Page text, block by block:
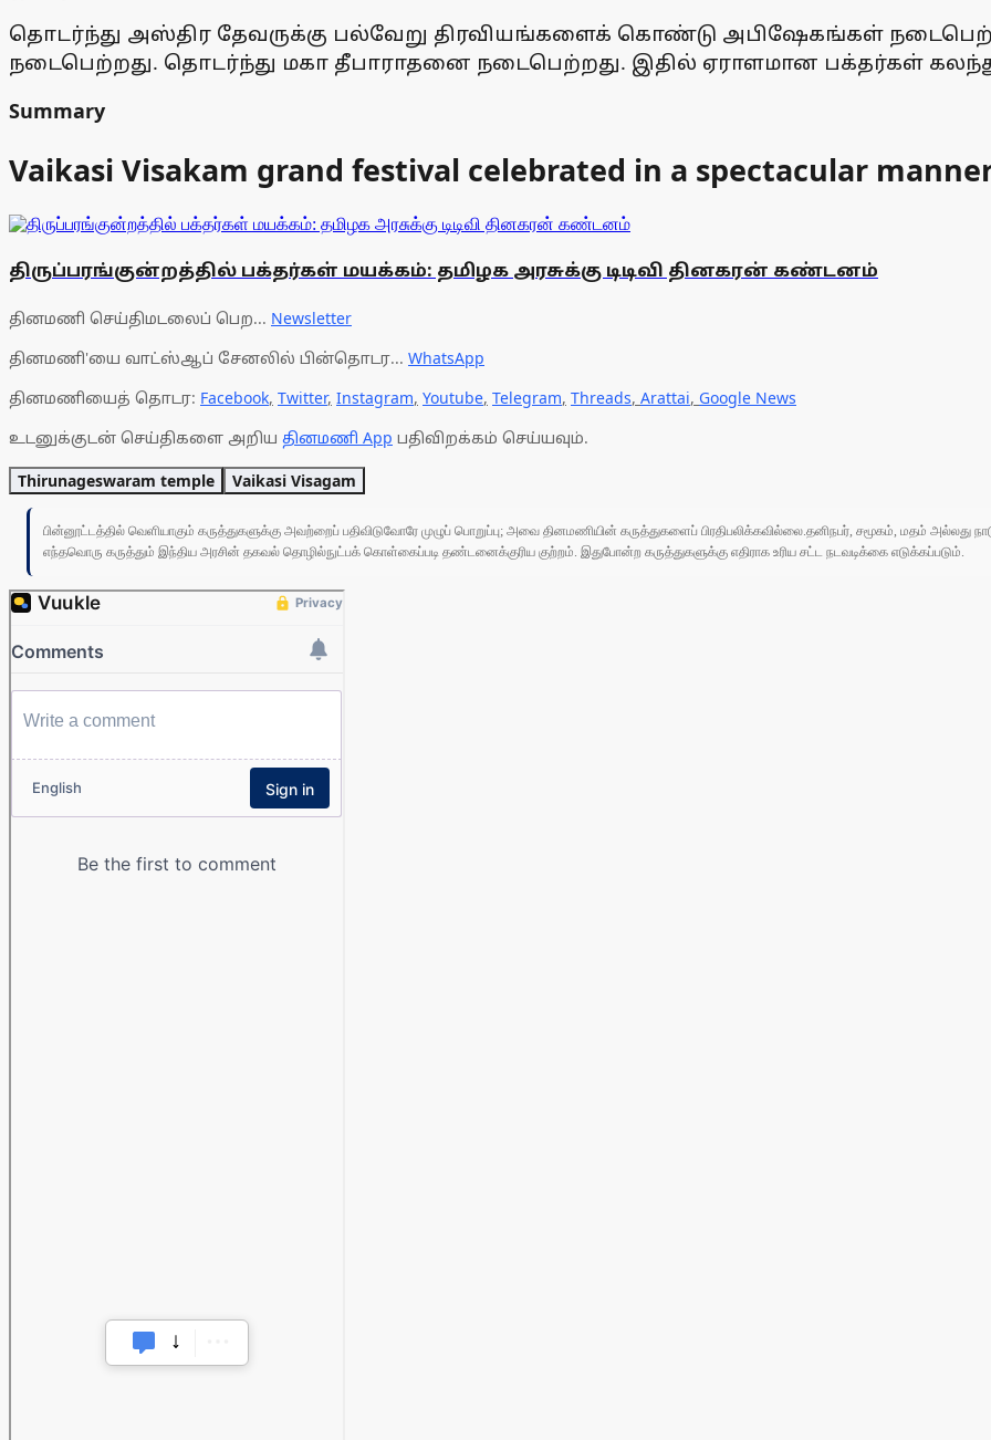
தொடர்ந்து அஸ்திர தேவருக்கு பல்வேறு திரவியங்களைக் கொண்டு அபிஷேகங்கள்
நடைபெற்றது. தொடர்ந்து மகா தீபாராதனை நடைபெற்றது. இதில் ஏராளமான பக்தர்கள்
Summary
Vaikasi Visakam grand festival celebrated in a spectacular
திருப்பரங்குன்றத்தில் பக்தர்கள் மயக்கம்: தமிழக அரசுக்கு டிடிவி தினகரன் கண்டனம்
தினமணி செய்திமடலைப் பெற... Newsletter
தினமணி'யை வாட்ஸ்ஆப் சேனலில் பின்தொடர... WhatsApp
தினமணியைத் தொடர: Facebook, Twitter, Instagram, Youtube, Telegram, Threads, Arattai, Google News
உடனுக்குடன் செய்திகளை அறிய தினமணி App பதிவிறக்கம் செய்யவும்.
Thirunageswaram temple Vaikasi Visagam
பின்னூட்டத்தில் வெளியாகும் கருத்துகளுக்கு அவற்றைப் பதிவிடுவோரே முழுப் பொறுப்பு; அவை தினமணியின் கருத்துகளைப் பிரதிபலிக்கவில்லை.தனிநபர், சமூகம், மதம் அல்லது
எந்தவொரு கருத்தும் இந்திய அரசின் தகவல் தொழில்நுட்பக் கொள்கைப்படி தண்டனைக்குரிய குற்றம். இதுபோன்ற கருத்துகளுக்கு எதிராக உரிய சட்ட நடவடிக்கை எடுக்கப்படும்.